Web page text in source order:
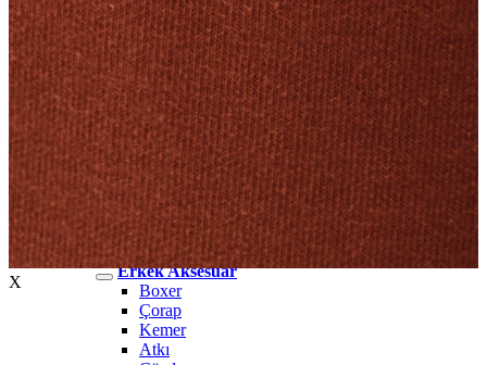
Pantolon
Ceket
Gömlek
Aksesuar
Aksesuar
Kadın Aksesuar
Kadın Aksesuar
Çorap
Bere
Eldiven
Kemer
Parfüm
Erkek Aksesuar
Erkek Aksesuar
Boxer
Çorap
Kemer
Atkı
X